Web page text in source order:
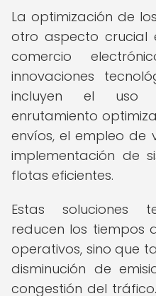
La optimización de
otro aspecto crucial
comercio
innovaciones
incluyen el uso
enrutamiento
envíos, el empleo de
implementación de
flotas eficientes.
Estas soluciones
reducen los tiempos
operativos, sino que
disminución de
congestión del